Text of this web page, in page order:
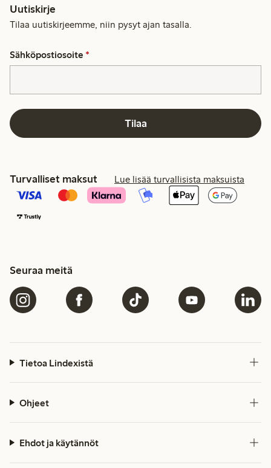
Uutiskirje
Tilaa uutiskirjeemme, niin pysyt ajan tasalla.
Sähköpostiosoite *
Tilaa
Turvalliset maksut Lue lisää turvallisista maksuista
Seuraa meitä
Tietoa Lindexistä
Ohjeet
Ehdot ja käytännöt